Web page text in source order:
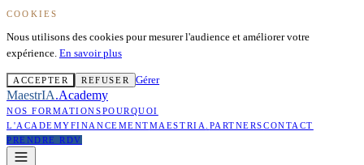
COOKIES
Nous utilisons des cookies pour mesurer l'audience et améliorer votre
expérience. En savoir plus
ACCEPTER REFUSER Gérer
MaestrIA.Academy
NOS FORMATIONSPOURQUOI
L'ACADEMYFINANCEMENTMAESTRIA PARTNERSCONTACT
PRENDRE RDV